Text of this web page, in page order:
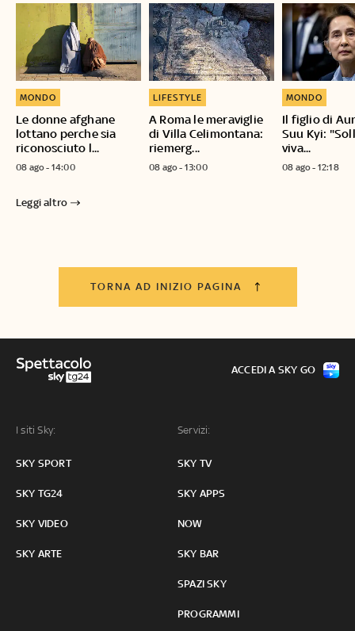
Le donne afghane
lottano perche sia
riconosciuto l...
MONDO
08 ago - 14:00
A Roma le meraviglie
di Villa Celimontana:
riemerg...
LIFESTYLE
08 ago - 13:00
Il figlio di
Suu Kyi:
viva...
MONDO
08 ago - 12:18
Leggi altro
TORNA AD INIZIO PAGINA
I siti Sky:
SKY SPORT
SKY TG24
SKY VIDEO
SKY ARTE
Servizi:
SKY TV
SKY APPS
NOW
SKY BAR
SPAZI SKY
PROGRAMMI
ACCEDI A SKY GO